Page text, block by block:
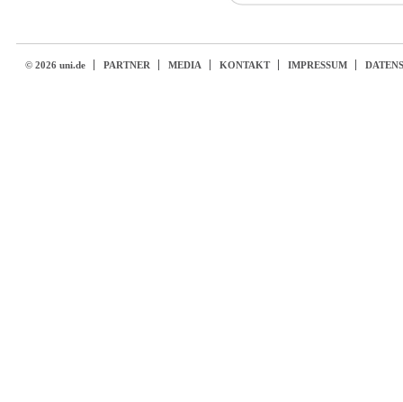
© 2026 uni.de PARTNER MEDIA KONTAKT IMPRESSUM